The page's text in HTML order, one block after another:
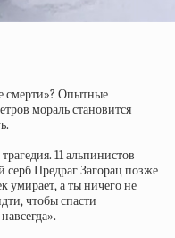
смерти»? Опытные
мораль становится
11 альпинистов
Предраг Загорац позже
умирает, а ты ничего не
чтобы спасти